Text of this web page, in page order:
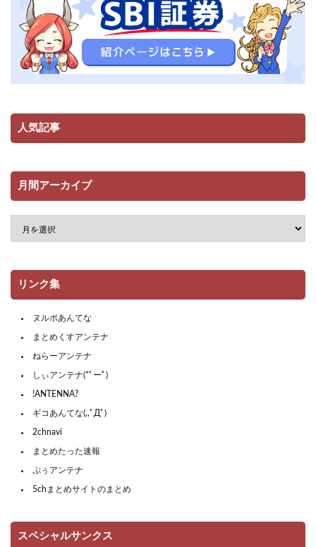
人気記事
月間アーカイブ
リンク集
ヌルポあんてな
まとめくすアンテナ
ねらーアンテナ
しぃアンテナ(*ﾟーﾟ)
!ANTENNA?
ギコあんてな(,,ﾟДﾟ)
2chnavi
まとめたった速報
ぷぅアンテナ
5chまとめサイトのまとめ
スペシャルサンクス